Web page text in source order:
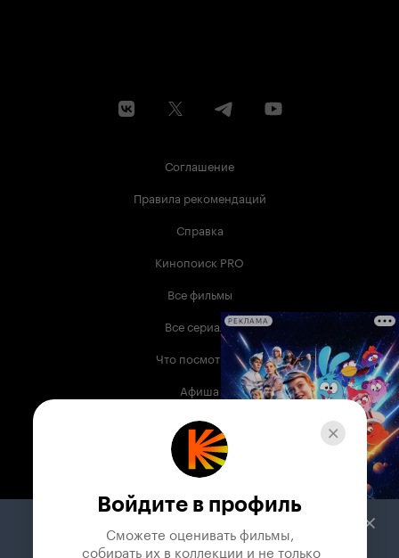
Соглашение
Правила рекомендаций
Справка
Кинопоиск PRO
Все фильмы
Все сериалы
Что посмотреть
Афиша
Музыка
Телепрограмма
Служба поддержки
РЕКЛАМА
Войдите в профиль
Сможете оценивать фильмы,
собирать их в коллекции и не только